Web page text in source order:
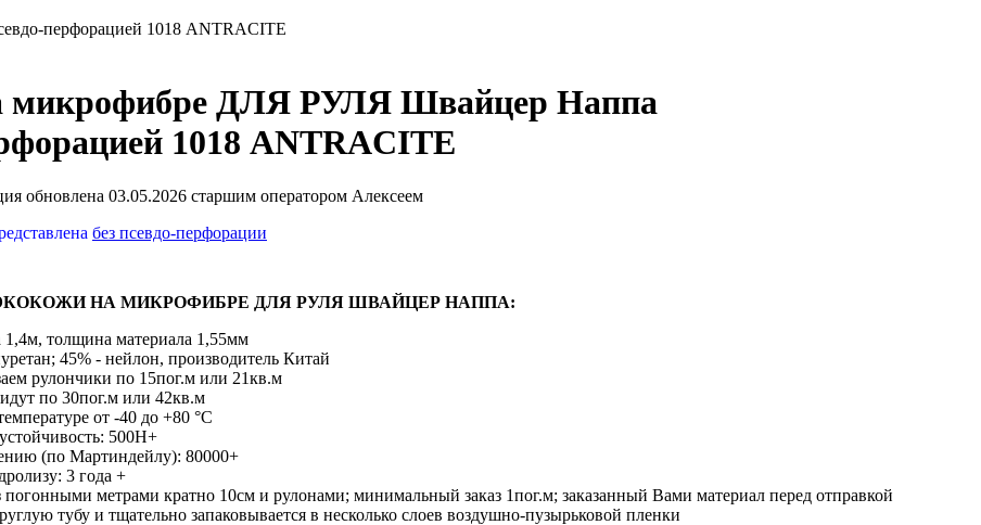
перфорацией 1018 ANTRACITE
микрофибре ДЛЯ РУЛЯ Швайцер Наппа
1018 ANTRACITE
обновлена 03.05.2026 старшим оператором Алексеем
без псевдо-перфорации
НА МИКРОФИБРЕ ДЛЯ РУЛЯ ШВАЙЦЕР НАППА:
толщина материала 1,55мм
45% - нейлон, производитель Китай
рулончики по 15пог.м или 21кв.м
по 30пог.м или 42кв.м
от -40 до +80 °С
500H+
(по Мартиндейлу): 80000+
3 года +
погонными метрами кратно 10см и рулонами; минимальный заказ 1пог.м; заказанный Вами материал перед отправкой
тубу и тщательно запаковывается в несколько слоев воздушно-пузырьковой пленки